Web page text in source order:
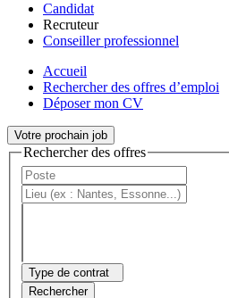
Candidat
Recruteur
Conseiller professionnel
Accueil
Rechercher des offres d’emploi
Déposer mon CV
Votre prochain job
Rechercher des offres
Type de contrat
Rechercher